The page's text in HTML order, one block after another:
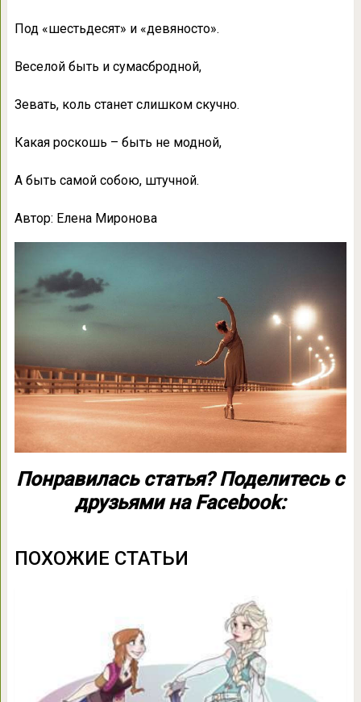
Под «шестьдесят» и «девяносто».
Веселой быть и сумасбродной,
Зевать, коль станет слишком скучно.
Какая роскошь – быть не модной,
А быть самой собою, штучной.
Автор: Елена Миронова
Понравилась статья? Поделитесь с
друзьями на Facebook:
ПОХОЖИЕ СТАТЬИ